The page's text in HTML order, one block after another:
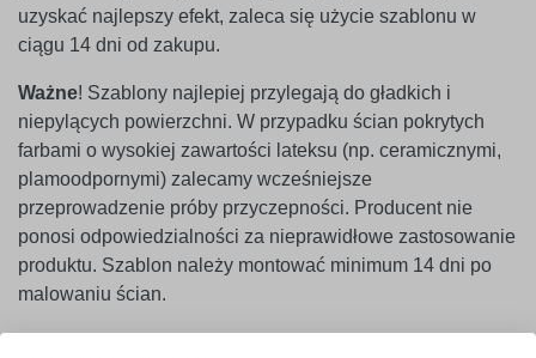
uzyskać najlepszy efekt, zaleca się użycie szablonu w
ciągu 14 dni od zakupu.
Ważne! Szablony najlepiej przylegają do gładkich i
niepylących powierzchni. W przypadku ścian pokrytych
farbami o wysokiej zawartości lateksu (np. ceramicznymi,
plamoodpornymi) zalecamy wcześniejsze
przeprowadzenie próby przyczepności. Producent nie
ponosi odpowiedzialności za nieprawidłowe zastosowanie
produktu. Szablon należy montować minimum 14 dni po
malowaniu ścian.